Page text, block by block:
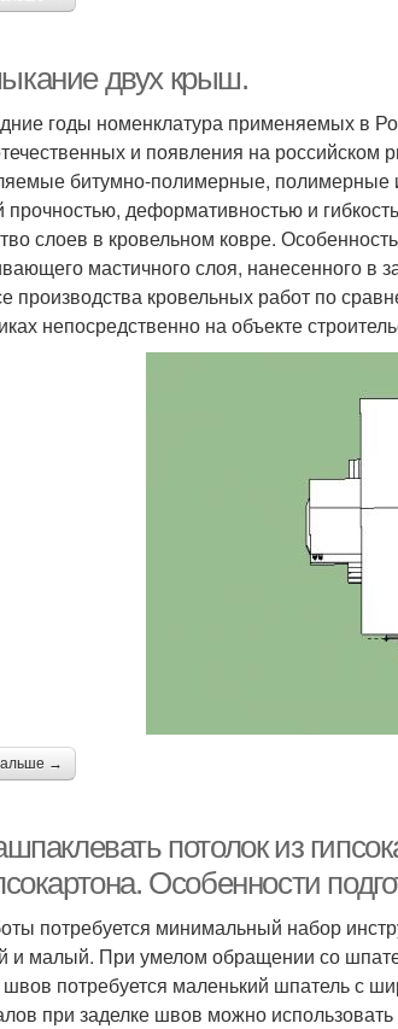
двух крыш.
годы номенклатура применяемых в
и появления на российском
битумно-полимерные,
прочностью, деформативностью и
слоев в кровельном ковре.
мастичного слоя, нанесенного в
производства кровельных работ по
непосредственно на объекте
→
потолок из
Особенности
потребуется минимальный набор
и малый. При умелом обращении со
швов потребуется маленький шпатель с
при заделке швов можно